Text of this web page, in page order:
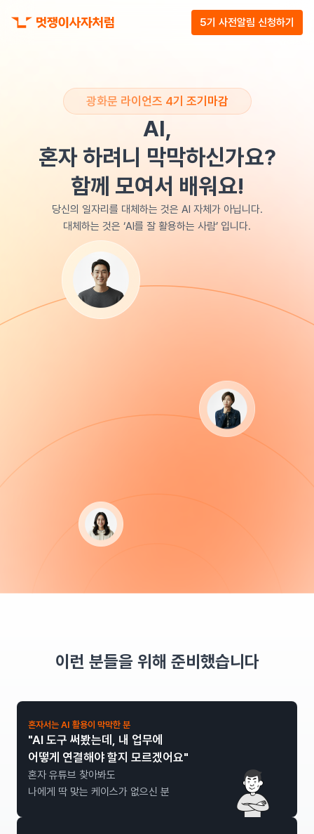
5기 사전알림 신청하기
광화문 라이언즈 4기 조기마감
AI,
혼자 하려니 막막하신가요?
함께 모여서 배워요!
당신의 일자리를 대체하는 것은 AI 자체가 아닙니다.
대체하는 것은 ‘AI를 잘 활용하는 사람’ 입니다.
이런 분들을 위해 준비했습니다
혼자서는 AI 활용이 막막한 분
"AI 도구 써봤는데, 내 업무에
어떻게 연결해야 할지 모르겠어요"
혼자 유튜브 찾아봐도
나에게 딱 맞는 케이스가 없으신 분